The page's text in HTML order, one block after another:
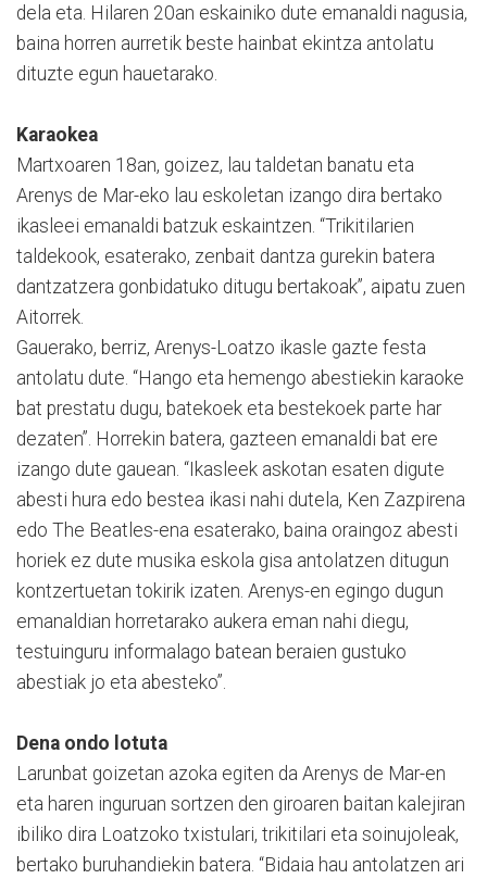
dela eta. Hilaren 20an eskainiko dute emanaldi nagusia,
baina horren aurretik beste hainbat ekintza antolatu
dituzte egun hauetarako.
Karaokea
Martxoaren 18an, goizez, lau taldetan banatu eta
Arenys de Mar-eko lau eskoletan izango dira bertako
ikasleei emanaldi batzuk eskaintzen. “Trikitilarien
taldekook, esaterako, zenbait dantza gurekin batera
dantzatzera gonbidatuko ditugu bertakoak”, aipatu zuen
Aitorrek.
Gauerako, berriz, Arenys-Loatzo ikasle gazte festa
antolatu dute. “Hango eta hemengo abestiekin karaoke
bat prestatu dugu, batekoek eta bestekoek parte har
dezaten”. Horrekin batera, gazteen emanaldi bat ere
izango dute gauean. “Ikasleek askotan esaten digute
abesti hura edo bestea ikasi nahi dutela, Ken Zazpirena
edo The Beatles-ena esaterako, baina oraingoz abesti
horiek ez dute musika eskola gisa antolatzen ditugun
kontzertuetan tokirik izaten. Arenys-en egingo dugun
emanaldian horretarako aukera eman nahi diegu,
testuinguru informalago batean beraien gustuko
abestiak jo eta abesteko”.
Dena ondo lotuta
Larunbat goizetan azoka egiten da Arenys de Mar-en
eta haren inguruan sortzen den giroaren baitan kalejiran
ibiliko dira Loatzoko txistulari, trikitilari eta soinujoleak,
bertako buruhandiekin batera. “Bidaia hau antolatzen ari